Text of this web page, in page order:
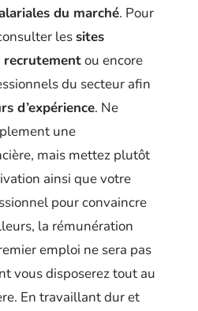
du marché. Pour
lessites
recrutementou encore
du secteur afin
d’expérience. Ne
une
mais mettez plutôt
ainsi que votre
pour convaincre
la rémunération
emploi ne sera pas
vous disposerez tout au
En travaillant dur et